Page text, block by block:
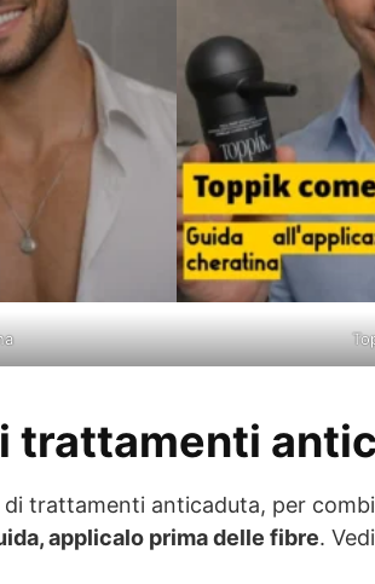
trattamenti
trattamenti anticaduta, per
applicalo prima delle fibre.